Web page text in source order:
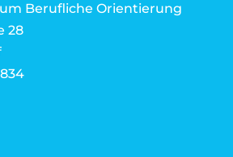
Berufliche Orientierung
28